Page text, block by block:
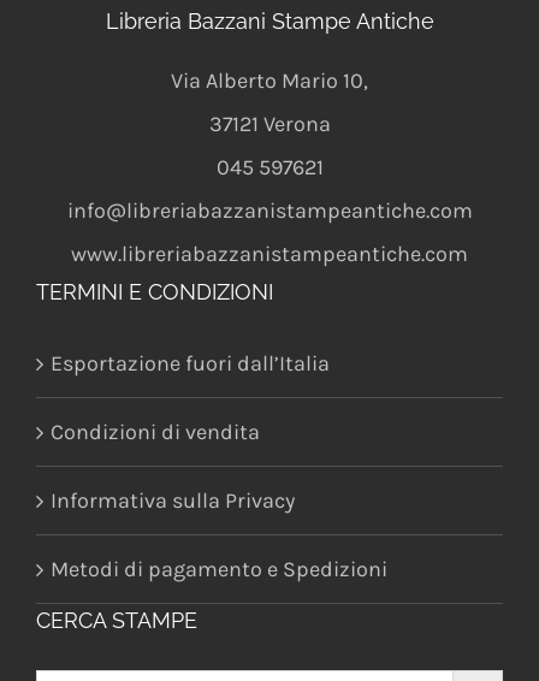
Libreria Bazzani Stampe Antiche
Via Alberto Mario 10,
37121 Verona
045 597621
info@libreriabazzanistampeantiche.com
www.libreriabazzanistampeantiche.com
TERMINI E CONDIZIONI
Esportazione fuori dall’Italia
Condizioni di vendita
Informativa sulla Privacy
Metodi di pagamento e Spedizioni
CERCA STAMPE